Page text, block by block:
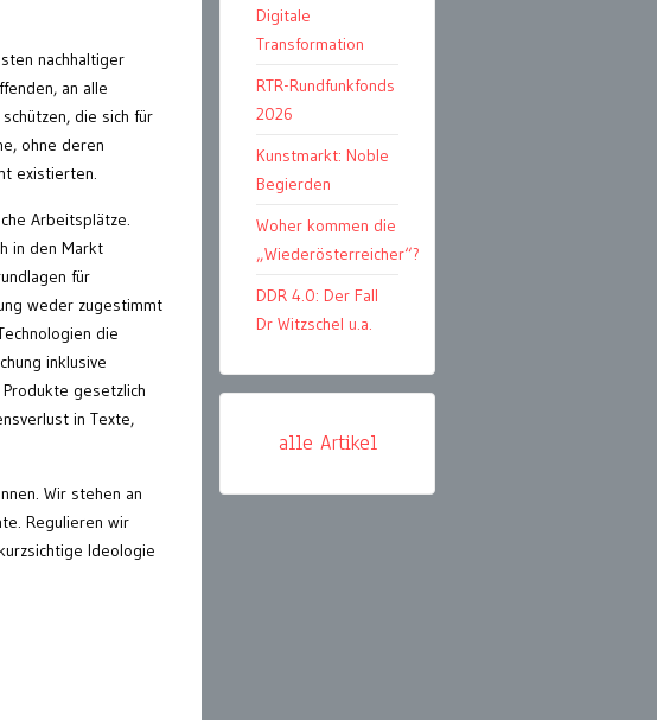
nachhaltiger
an alle
die sich für
ohne deren
existierten.
Arbeitsplätze.
in den Markt
für
weder zugestimmt
die
inklusive
gesetzlich
in Texte,
Wir stehen an
Regulieren wir
Ideologie
Digitale
Transformation
RTR-Rundfunkfonds
2026
Kunstmarkt: Noble
Begierden
Woher kommen die
„Wiederösterreicher“?
DDR 4.0: Der Fall
Dr Witzschel u.a.
alle Artikel